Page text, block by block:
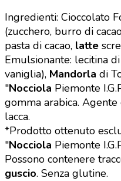
Ingredienti: Cioccolato
(zucchero, burro di
pasta di cacao, latte
Emulsionante: lecitina di
vaniglia), Mandorla di
"Nocciola Piemonte
gomma arabica.
lacca.
*Prodotto ottenuto
"Nocciola Piemonte
Possono contenere
guscio. Senza glutine.